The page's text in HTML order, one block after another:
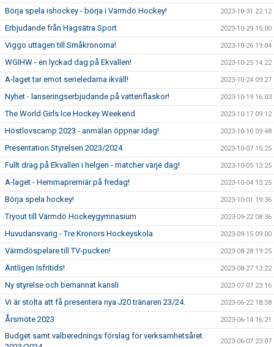
Börja spela ishockey - börja i Värmdö Hockey! 2023-10-31 22:12
Erbjudande från Hagsätra Sport 2023-10-29 15:00
Viggo uttagen till Småkronorna! 2023-10-26 19:04
WGIHW - en lyckad dag på Ekvallen! 2023-10-25 14:22
A-laget tar emot serieledarna ikväll! 2023-10-24 09:27
Nyhet - lanseringserbjudande på vattenflaskor! 2023-10-19 16:03
The World Girls Ice Hockey Weekend 2023-10-17 09:12
Höstlovscamp 2023 - anmälan öppnar idag! 2023-10-10 09:48
Presentation Styrelsen 2023/2024 2023-10-07 15:25
Fullt drag på Ekvallen i helgen - matcher varje dag! 2023-10-05 13:25
A-laget - Hemmapremiär på fredag! 2023-10-04 13:25
Börja spela hockey! 2023-10-01 19:36
Tryout till Värmdö Hockeygymnasium 2023-09-22 08:36
Huvudansvarig - Tre Kronors Hockeyskola 2023-09-15 09:00
Värmdöspelare till TV-pucken! 2023-08-28 19:25
Äntligen Isfritids! 2023-08-27 13:22
Ny styrelse och bemannat kansli 2023-07-07 23:16
Vi är stolta att få presentera nya J20 tränaren 23/24. 2023-06-22 18:58
Årsmöte 2023 2023-06-14 16:21
Budget samt valberednings förslag för verksamhetsåret
2023-06-07 23:07